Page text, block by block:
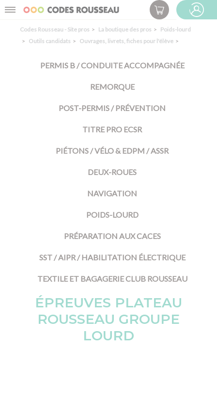
Menu
ESPACE PRO
Codes Rousseau - Site pros La boutique des pros
Poids-lourd
Outils candidats
Ouvrages, livrets, fiches pour l'élève
PERMIS B / CONDUITE ACCOMPAGNÉE
REMORQUE
POST-PERMIS / PRÉVENTION
TITRE PRO ECSR
PIÉTONS / VÉLO & EDPM / ASSR
DEUX-ROUES
NAVIGATION
POIDS-LOURD
PRÉPARATION AUX CACES
SST / AIPR / HABILITATION ÉLECTRIQUE
TEXTILE ET BAGAGERIE CLUB ROUSSEAU
ÉPREUVES PLATEAU
ROUSSEAU GROUPE
LOURD
Panneau de gestion des cookies